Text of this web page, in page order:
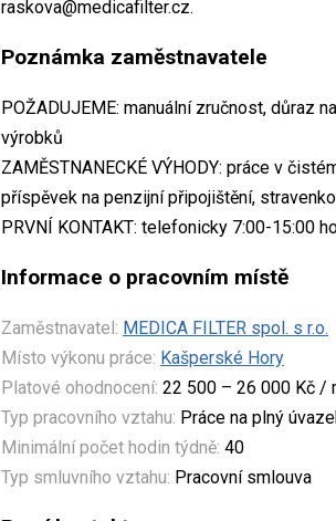
raskova@medicafilter.cz.
Poznámka zaměstnavatele
POŽADUJEME: manuální zručnost, důraz
výrobků
ZAMĚSTNANECKÉ VÝHODY: práce v
příspěvek na penzijní připojištění,
PRVNÍ KONTAKT: telefonicky 7:00-15:00
Informace o pracovním místě
Zaměstnavatel: MEDICA FILTER spol. s r.o.
Místo výkonu práce: Kašperské Hory
Platové ohodnocení: 22 500 – 26 000 Kč /
Typ pracovního vztahu: Práce na plný
Minimální počet hodin týdně: 40
Typ smluvního vztahu: Pracovní smlouva